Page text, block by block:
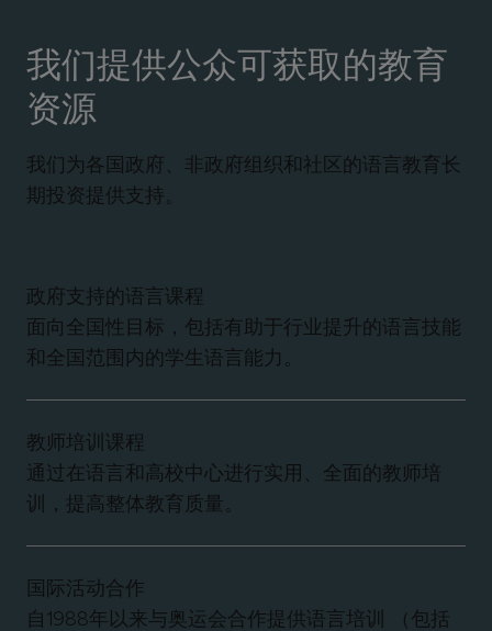
我们提供公众可获取的教育
资源
我们为各国政府、非政府组织和社区的语言教育长
期投资提供支持。
政府支持的语言课程
面向全国性目标，包括有助于行业提升的语言技能
和全国范围内的学生语言能力。
教师培训课程
通过在语言和高校中心进行实用、全面的教师培
训，提高整体教育质量。
国际活动合作
自1988年以来与奥运会合作提供语言培训 （包括